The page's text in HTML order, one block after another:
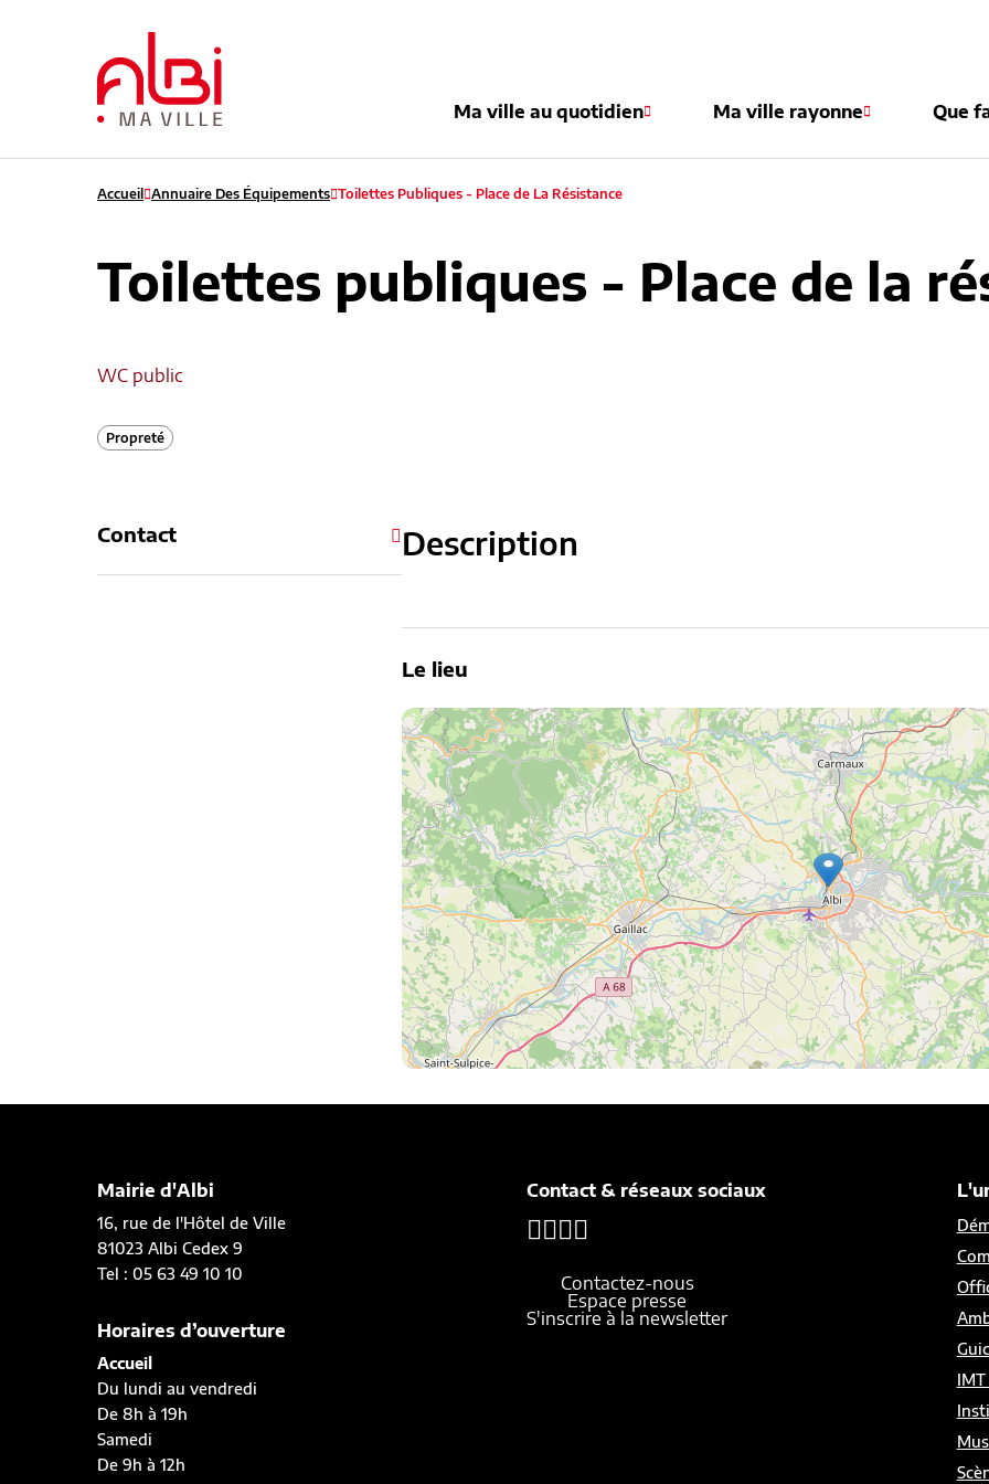
Contenu
Ma ville au quotidien Ma ville rayonne Que
Accueil Annuaire Des Équipements Toilettes Publiques - Place de La Résistance
Toilettes publiques - Place de la
WC public
Propreté
Contact Description
Le lieu
Mairie d'Albi
16, rue de l'Hôtel de Ville
81023 Albi Cedex 9
Tel : 05 63 49 10 10
Horaires d’ouverture
Accueil
Du lundi au vendredi
De 8h à 19h
Samedi
De 9h à 12h
Contact & réseaux sociaux
Contactez-nous
Espace presse
S'inscrire à la newsletter